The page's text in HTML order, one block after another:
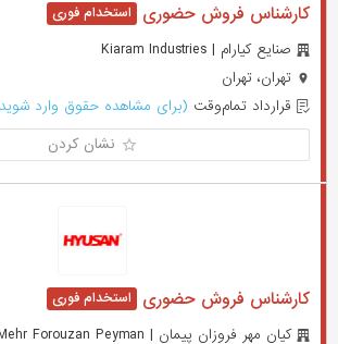
کارشناس فروش حضوری
صنایع کیارام | Kiaram Industries
تهران، تهران
قرارداد تمام‌وقت (برای مشاهده حقوق وارد
نشان کردن
کارشناس فروش حضوری
کیان مهر فروزان پیمان | Kian Mehr Forouzan Peyman